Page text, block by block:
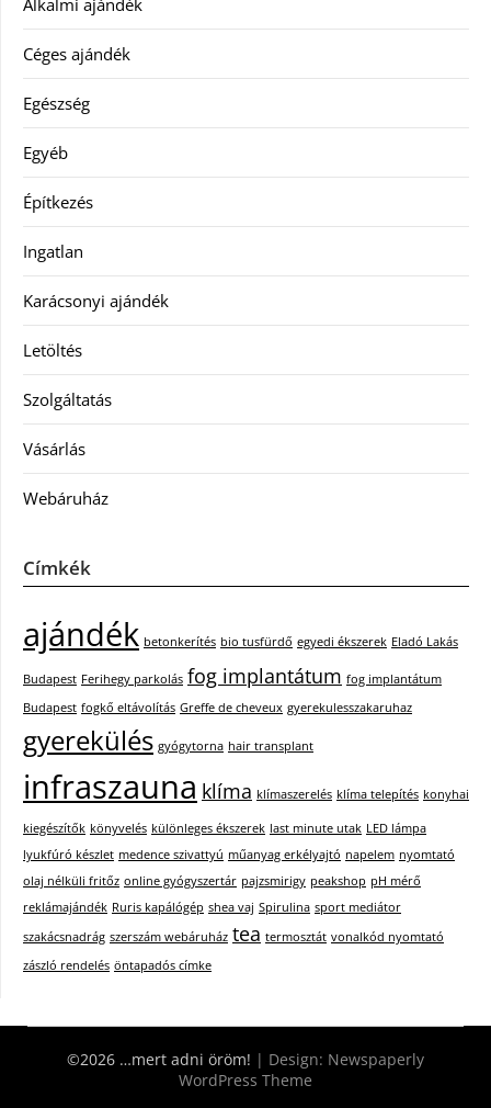
Alkalmi ajándék
Céges ajándék
Egészség
Egyéb
Építkezés
Ingatlan
Karácsonyi ajándék
Letöltés
Szolgáltatás
Vásárlás
Webáruház
Címkék
ajándék betonkerítés bio tusfürdő egyedi ékszerek Eladó Lakás
Budapest Ferihegy parkolás fog implantátum fog implantátum
Budapest fogkő eltávolítás Greffe de cheveux gyerekulesszakaruhaz
gyerekülés gyógytorna hair transplant
infraszauna klíma klímaszerelés klíma telepítés konyhai
kiegészítők könyvelés különleges ékszerek last minute utak LED lámpa
lyukfúró készlet medence szivattyú műanyag erkélyajtó napelem nyomtató
olaj nélküli fritőz online gyógyszertár pajzsmirigy peakshop pH mérő
reklámajándék Ruris kapálógép shea vaj Spirulina sport mediátor
szakácsnadrág szerszám webáruház tea termosztát vonalkód nyomtató
zászló rendelés öntapadós címke
©2026 …mert adni öröm! | Design: Newspaperly
WordPress Theme